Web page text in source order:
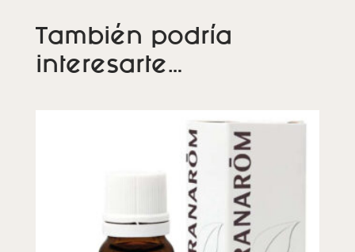
También podría
interesarte…